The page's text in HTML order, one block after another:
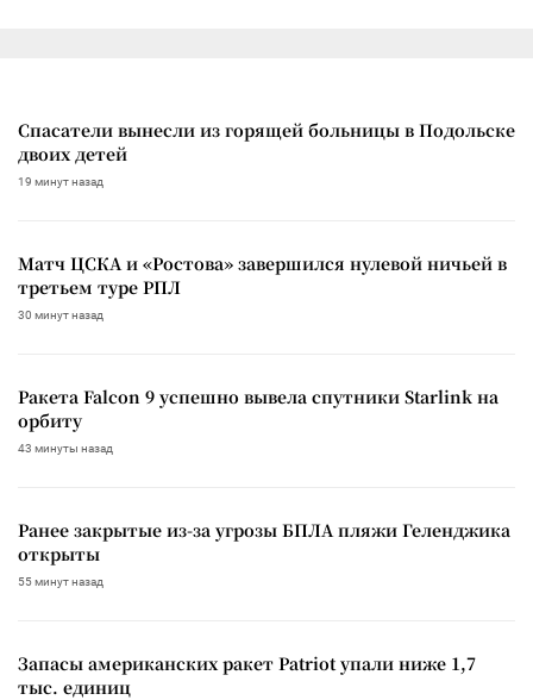
Спасатели вынесли из горящей больницы в Подольске
двоих детей
19 минут назад
Матч ЦСКА и «Ростова» завершился нулевой ничьей в
третьем туре РПЛ
30 минут назад
Ракета Falcon 9 успешно вывела спутники Starlink на
орбиту
43 минуты назад
Ранее закрытые из-за угрозы БПЛА пляжи Геленджика
открыты
55 минут назад
Запасы американских ракет Patriot упали ниже 1,7
тыс. единиц